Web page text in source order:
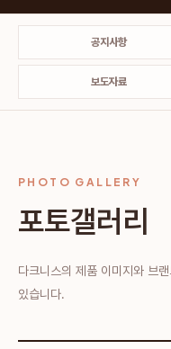
공지사항
보도자료
PHOTO GALLERY
포토갤러리
다크니스의 제품 이미지와 브
있습니다.